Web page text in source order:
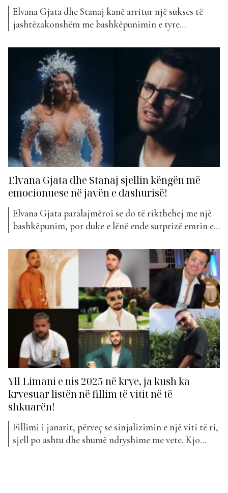
Elvana Gjata dhe Stanaj kanë arritur një sukses të
jashtëzakonshëm me bashkëpunimin e tyre
vendin e parë të klasifikimit të “The Top List”, duke
vendosur një arritje të madhe. Ky sukses vjen pas
rekordit të mëparshëm vetëm disa javë më parë,...
Elvana Gjata dhe Stanaj sjellin këngën më
emocionuese në javën e dashurisë!
Elvana Gjata paralajmëroi se do të rikthehej me një
bashkëpunim, por duke e lënë ende surprizë emrin e
gjithçka. “Moment” vjen në bashkëpunim me Stanaj
dhe na lini t’ju themi që ishte një surprizë shumë e
madhe për ne dhe publikun....
Yll Limani e nis 2025 në krye, ja kush ka
kryesuar listën në fillim të vitit në të
shkuarën!
Fillimi i janarit, përveç se sinjalizimin e një viti të ri,
sjell po ashtu dhe shumë ndryshime me vete. Kjo